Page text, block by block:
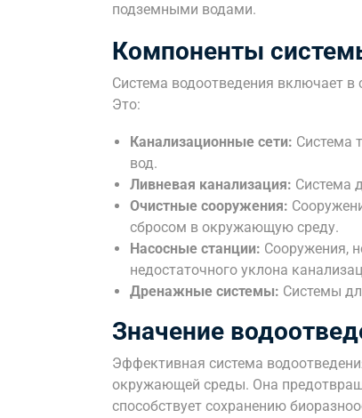
подземными водами.
Компоненты
Система водоотведения включает
Это:
Канализационные сети: Система
вод.
Ливневая канализация: Система
Очистные сооружения:
сбросом в окружающую среду.
Насосные станции: Сооружения,
недостаточного уклона
Дренажные системы: Системы
Значение
Эффективная система
окружающей среды. Она
способствует сохранению